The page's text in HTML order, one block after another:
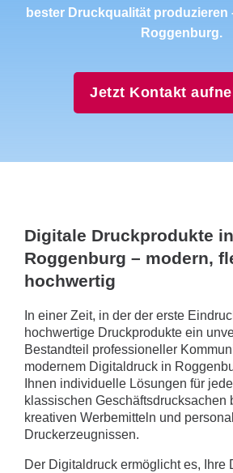
bester Druckqualität produzieren
Roggenburg.
Jetzt Kontakt
Digitale Druckprodukte in
Roggenburg – modern,
hochwertig
In einer Zeit, in der der erste
hochwertige Druckprodukte ein
Bestandteil professioneller
modernem Digitaldruck in
Ihnen individuelle Lösungen für
klassischen Geschäftsdrucksachen
kreativen Werbemitteln und
Druckerzeugnissen.
Der Digitaldruck ermöglicht es, Ihre